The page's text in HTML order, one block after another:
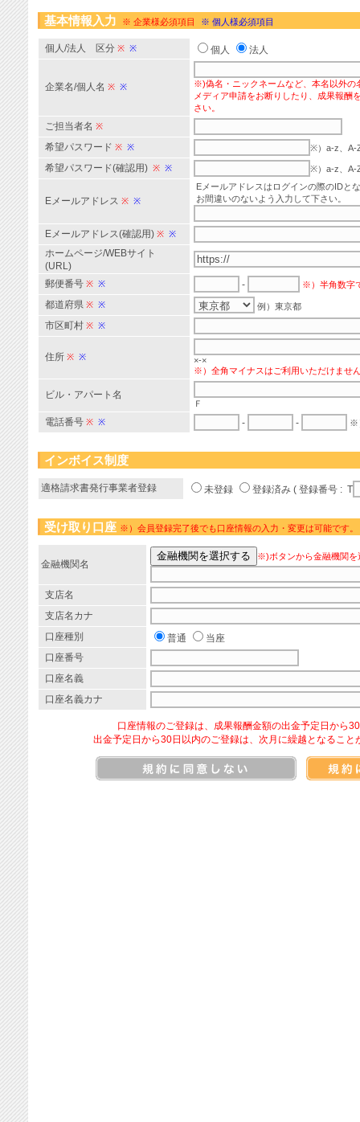
基本情報入力 ※ 企業様必須項目 ※ 個人様必須項目
個人/法人 区分 ※ ※ 個人 法人
企業名/個人名 ※ ※
※)偽名・ニックネームなど、本名以外の
メディア申請をお断りしたり、成果報酬
さい。
ご担当者名 ※
希望パスワード ※ ※ ※）a-z、A-
希望パスワード(確認用) ※ ※ ※）a-z、A-
Eメールアドレス ※ ※
Eメールアドレスはログインの際のIDと
お間違いのないよう入力して下さい。
Eメールアドレス(確認用) ※ ※
ホームページ/WEBサイト
(URL)
郵便番号 ※ ※ - ※）半角数字
都道府県 ※ ※ 例）東京都
市区町村 ※ ※
住所 ※ ※
×-×
※）全角マイナスはご利用いただけませ
ビル・アパート名
Ｆ
電話番号 ※ ※ - - ※
インボイス制度
適格請求書発行事業者登録 未登録 登録済み ( 登録番号 : T
受け取り口座 ※）会員登録完了後でも口座情報の入力・変更は可能です。
金融機関名
※)ボタンから金融機関を
支店名
支店名カナ
口座種別
普通
当座
口座番号
口座名義
口座名義カナ
口座情報のご登録は、成果報酬金額の出金予定日から
出金予定日から30日以内のご登録は、次月に繰越となるこ